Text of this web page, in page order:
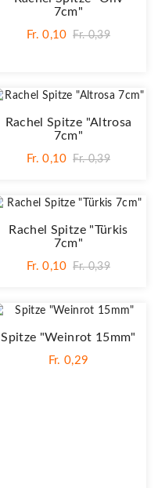
7cm"
Fr. 0,10 Fr. 0,39
Rachel Spitze "Altrosa
7cm"
Fr. 0,10 Fr. 0,39
Rachel Spitze "Türkis
7cm"
Fr. 0,10 Fr. 0,39
Spitze "Weinrot 15mm"
Fr. 0,29